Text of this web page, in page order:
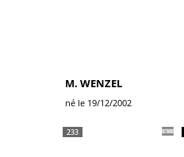
M. WENZEL
né le 19/12/2002
233